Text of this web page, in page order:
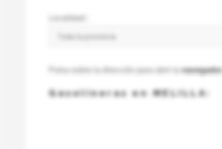
navegador
Gasolineras en MELILLA: